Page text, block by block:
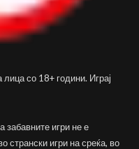
со 18+ години. Играј
забавните игри не е
странски игри на среќа, во